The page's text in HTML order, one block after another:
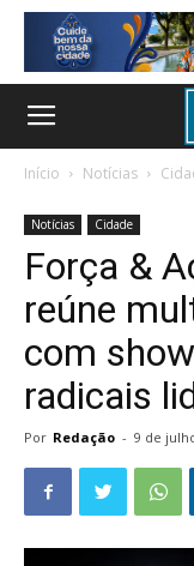
Início Notícias
Notícias Cidade
Força &
reúne
com
radicais
Por Redação - 9 de